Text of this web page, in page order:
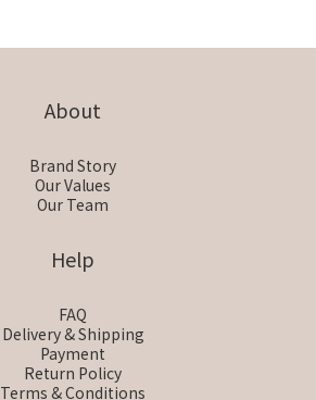
About
Brand Story
Our Values
Our Team
Help
FAQ
Delivery & Shipping
Payment
Return Policy
Terms & Conditions